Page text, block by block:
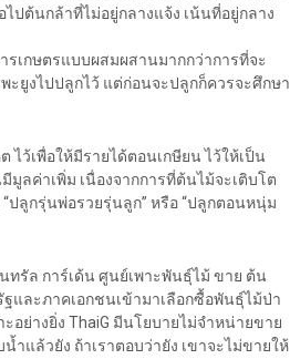
ปต้นกล้าที่ไม่อยู่กลางแจ้ง เน้นที่อยู่กลาง
เกษตรแบบผสมผสานมากกว่าการที่จะ
ะยูงไปปลูกไว้ แต่ก่อนจะปลูกก็ควรจะศึกษา
ไว้เพื่อให้มีรายได้ตอนเกษียน ไว้ให้เป็น
ลค่าเพิ่ม เนื่องจากการที่ต้นไม้จะเติบโต
ปลูกรุ่นพ่อรวยรุ่นลูก” หรือ “ปลูกตอนหนุ่ม
ทรัล การ์เด้น ศูนย์เพาะพันธุ์ไม้ ขาย ต้น
และภาคเอกชนเข้ามาเลือกซื้อพันธุ์ไม้ป่า
ย่างยิ่ง ThaiG มีนโยบายไม่จำหน่ายขาย
แล้วยัง ถ้าเราตอบว่ายัง เขาจะไม่ขายให้